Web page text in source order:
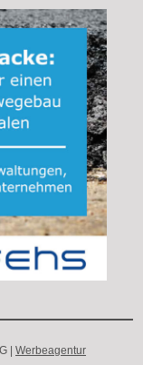
| Werbeagentur